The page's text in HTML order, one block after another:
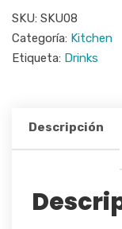
SKU: SKU08
Categoría: Kitchen
Etiqueta: Drinks
Descripción